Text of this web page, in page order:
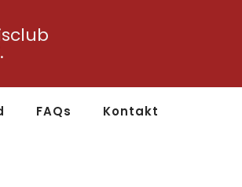
FAQs Kontakt